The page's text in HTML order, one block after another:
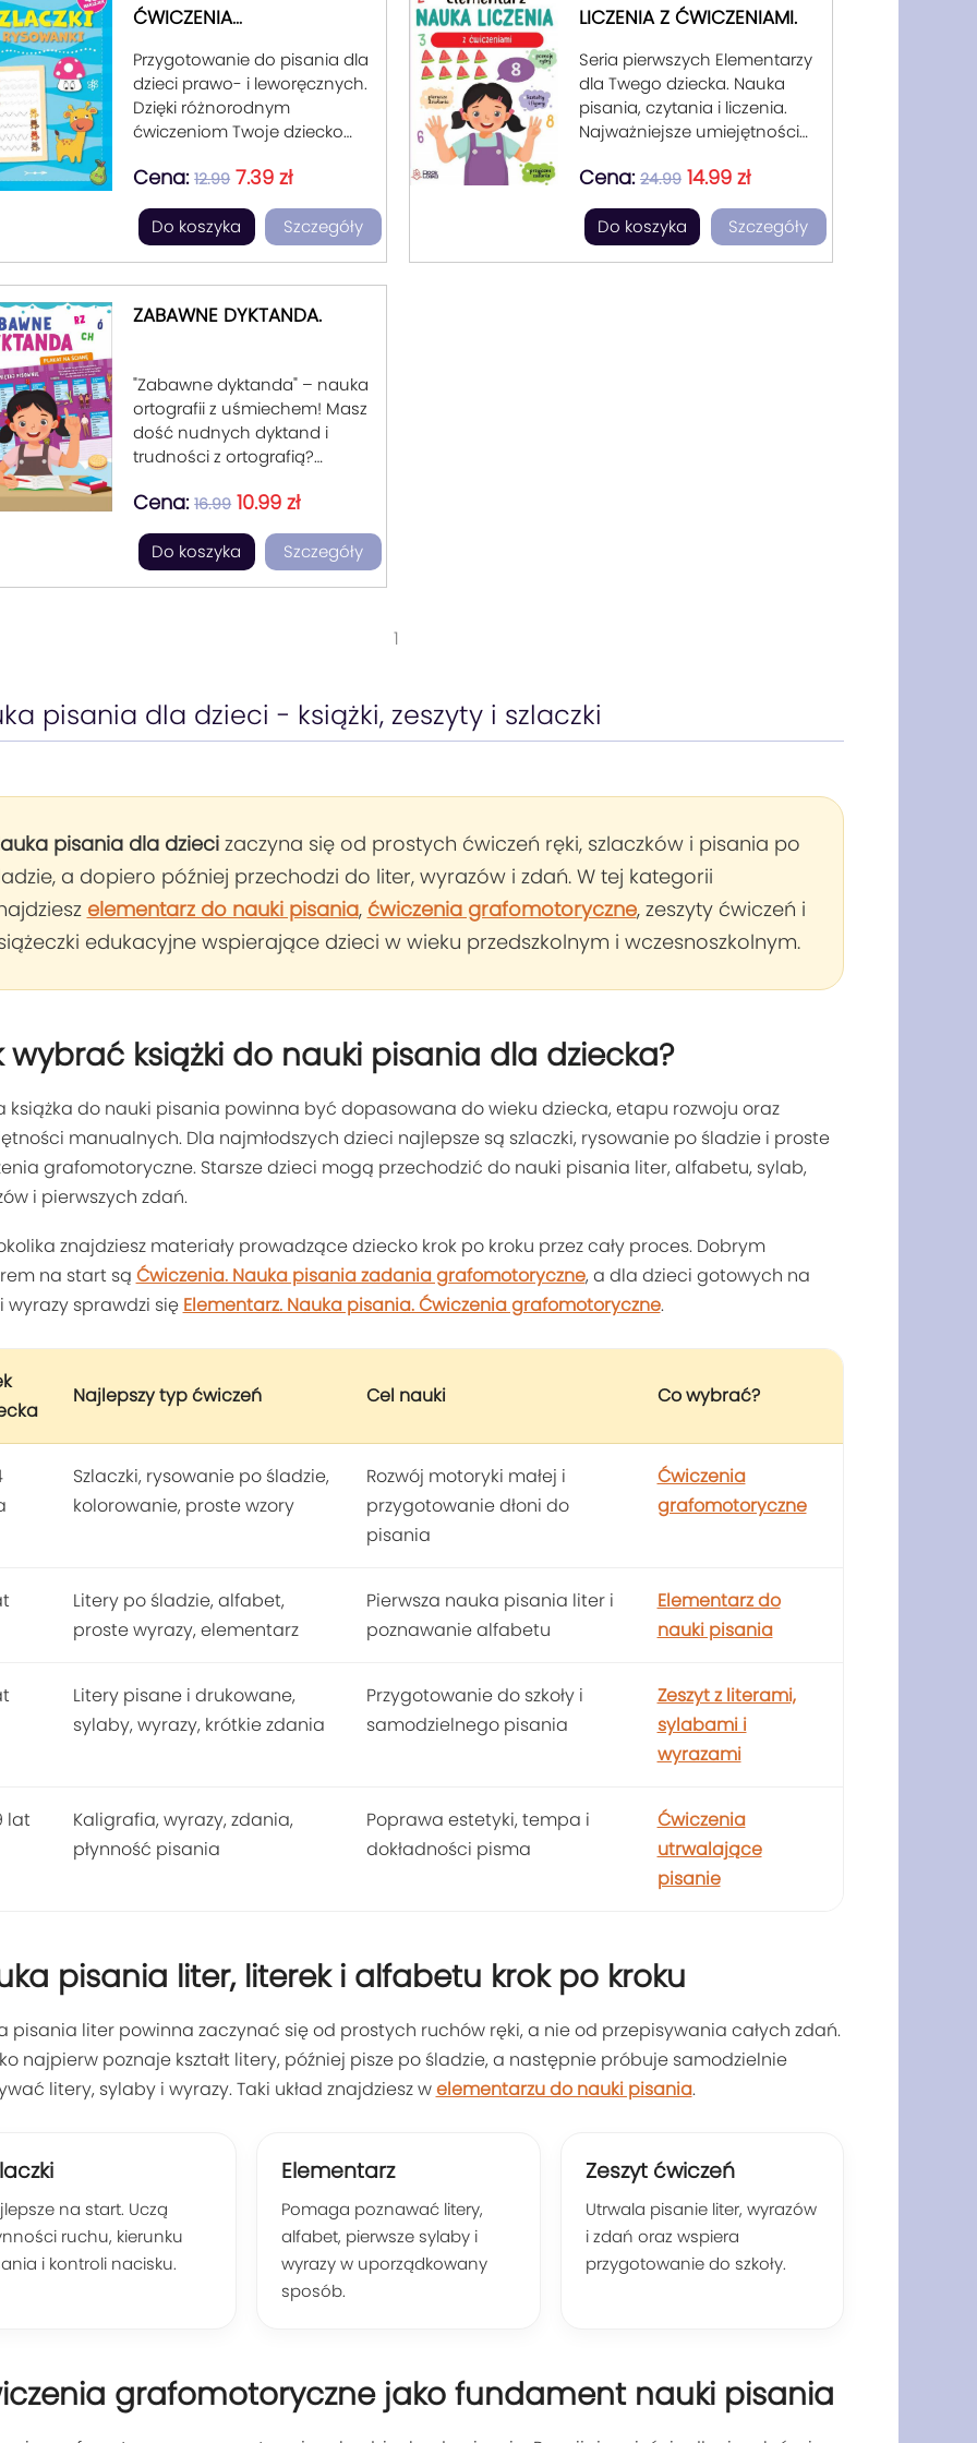
ĆWICZENIA
ZESZYT NIEBIESKI.
Przygotowanie do pisania dla
dzieci prawo- i leworęcznych.
Dzięki różnorodnym
ćwiczeniom Twoje dziecko
rysowanie po śladzie, łączenie
elementów linią, łączenie
kropek, uzupełnianie obrazka,
kolorowanie elementów.
Cena: 12.99 7.39 zł
Do koszyka Szczegóły
LICZENIA Z ĆWICZENIAMI.
Seria pierwszych Elementarzy
dla Twego dziecka. Nauka
pisania, czytania i liczenia.
Najważniejsze umiejętności
serii. Od pierwszych szlaczków,
przez pisanie liter, cyfer,
całych zdań aż po pierwsze
czytanie. "Elementarz nauka
Cena: 24.9914.99 zł
Do koszyka Szczegóły
ZABAWNE DYKTANDA.
"Zabawne dyktanda" – nauka
ortografii z uśmiechem! Masz
dość nudnych dyktand i
trudności z ortografią?
idealne rozwiązanie! Ta
wyjątkowa książka zawiera
zestaw pełnych humoru
tekstów o różnym stopniu
ale także świetna zabawa,
która rozbudza wyobraźnię i
Cena: 16.99 10.99 zł
Do koszyka Szczegóły
1
pisania dla dzieci - książki, zeszyty i szlaczki
pisania dla dziecizaczyna się od prostych ćwiczeń ręki, szlaczków i pisania po
a dopiero później przechodzi do liter, wyrazów i zdań. W tej kategorii
elementarz do nauki pisania, ćwiczenia grafomotoryczne, zeszyty ćwiczeń i
edukacyjne wspierające dzieci w wieku przedszkolnym i wczesnoszkolnym.
wybrać książki do nauki pisania dla dziecka?
książka do nauki pisania powinna być dopasowana do wieku dziecka, etapu rozwoju oraz
manualnych. Dla najmłodszych dzieci najlepsze są szlaczki, rysowanie po śladzie i proste
grafomotoryczne. Starsze dzieci mogą przechodzić do nauki pisania liter, alfabetu, sylab,
i pierwszych zdań.
znajdziesz materiały prowadzące dziecko krok po kroku przez cały proces. Dobrym
na start są Ćwiczenia. Nauka pisania zadania grafomotoryczne, a dla dzieci gotowych na
wyrazy sprawdzi się Elementarz. Nauka pisania. Ćwiczenia grafomotoryczne.
Najlepszy typ ćwiczeń Cel nauki Co wybrać?
Szlaczki, rysowanie po śladzie,
kolorowanie, proste wzory
Rozwój motoryki małej i
przygotowanie dłoni do
pisania
Ćwiczenia
grafomotoryczne
Litery po śladzie, alfabet,
proste wyrazy, elementarz
Pierwsza nauka pisania liter i
poznawanie alfabetu
Elementarz do
nauki pisania
Litery pisane i drukowane,
sylaby, wyrazy, krótkie zdania
Przygotowanie do szkoły i
samodzielnego pisania
Zeszyt z literami,
sylabami i
wyrazami
lat
Kaligrafia, wyrazy, zdania,
płynność pisania
Poprawa estetyki, tempa i
dokładności pisma
Ćwiczenia
utrwalające
pisanie
pisania liter, literek i alfabetu krok po kroku
pisania liter powinna zaczynać się od prostych ruchów ręki, a nie od przepisywania całych zdań.
najpierw poznaje kształt litery, później pisze po śladzie, a następnie próbuje samodzielnie
litery, sylaby i wyrazy. Taki układ znajdziesz welementarzu do nauki pisania.
na start. Uczą
ruchu, kierunku
i kontroli nacisku.
Elementarz
Pomaga poznawać litery,
alfabet, pierwsze sylaby i
wyrazy w uporządkowany
sposób.
Zeszyt ćwiczeń
Utrwala pisanie liter, wyrazów
i zdań oraz wspiera
przygotowanie do szkoły.
grafomotoryczne jako fundament nauki pisania